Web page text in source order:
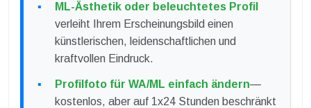
ML-Ästhetik oder beleuchtetes Profil
verleiht Ihrem Erscheinungsbild einen
künstlerischen, leidenschaftlichen und
kraftvollen Eindruck.
Profilfoto für WA/ML einfach ändern—
kostenlos, aber auf 1x24 Stunden beschränkt